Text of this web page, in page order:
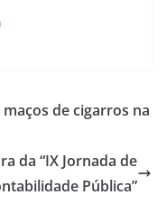
de cigarros na
da “IX Jornada de
Pública”